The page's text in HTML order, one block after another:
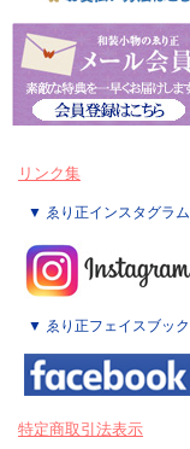
リンク集
▼ ゑり正インスタグラム
▼ ゑり正フェイスブック
特定商取引法表示